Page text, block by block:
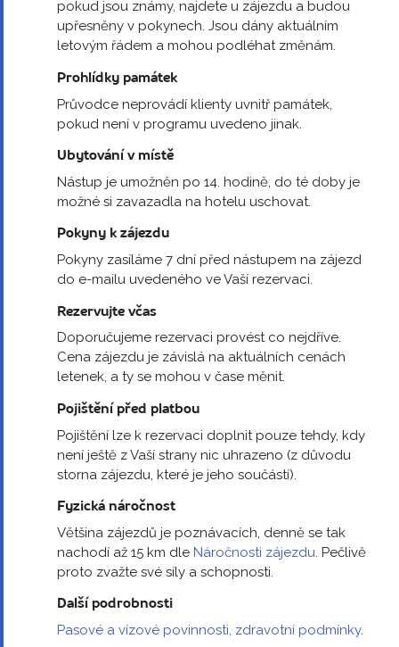
pokud jsou známy, najdete u zájezdu a budou
upřesněny v pokynech. Jsou dány aktuálním
letovým řádem a mohou podléhat změnám.
Prohlídky památek
Průvodce neprovádí klienty uvnitř památek,
pokud není v programu uvedeno jinak.
Ubytování v místě
Nástup je umožněn po 14. hodině, do té doby je
možné si zavazadla na hotelu uschovat.
Pokyny k zájezdu
Pokyny zasíláme 7 dní před nástupem na zájezd
do e-mailu uvedeného ve Vaší rezervaci.
Rezervujte včas
Doporučujeme rezervaci provést co nejdříve.
Cena zájezdu je závislá na aktuálních cenách
letenek, a ty se mohou v čase měnit.
Pojištění před platbou
Pojištění lze k rezervaci doplnit pouze tehdy, kdy
není ještě z Vaší strany nic uhrazeno (z důvodu
storna zájezdu, které je jeho součástí).
Fyzická náročnost
Většina zájezdů je poznávacích, denně se tak
nachodí až 15 km dle Náročnosti zájezdu. Pečlivě
proto zvažte své síly a schopnosti.
Další podrobnosti
Pasové a vízové povinnosti, zdravotní podmínky.